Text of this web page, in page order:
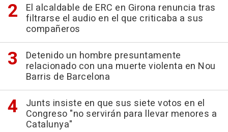
El alcaldable de ERC en Girona renuncia tras
filtrarse el audio en el que criticaba a sus
compañeros
Detenido un hombre presuntamente
relacionado con una muerte violenta en Nou
Barris de Barcelona
Junts insiste en que sus siete votos en el
Congreso "no servirán para llevar menores a
Catalunya"